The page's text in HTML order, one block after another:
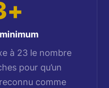
à 23 le nombre
pour qu’un
comme